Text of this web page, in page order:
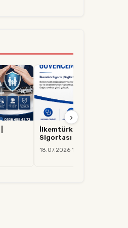
İlkemtürk Sigorta | Sağlık
Sigortası
18.07.2026 14:37
›